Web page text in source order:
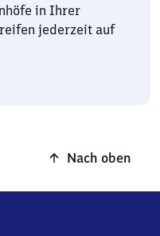
in Ihrer
jederzeit auf
Nach oben